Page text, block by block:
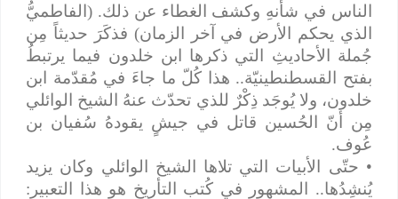
الناس في شأنهِ وكشف الغطاء عن ذلك. (الفاطميُّ
الذي يحكم الأرض في آخر الزمان) فذكَرَ حديثاً مِن
جُملة الأحاديثِ التي ذكرها ابن خلدون فيما يرتبطُ
بفتح القسطنطينيّة.. هذا كُلّ ما جاءَ في مُقدّمة ابن
خلدون، ولا يُوجَد ذِكْرٌ للذي تحدّث عنهُ الشيخ الوائلي
مِن أنّ الحُسين قاتل في جيشٍ يقودهُ سُفيان بن
عُوف.
• حتّى الأبيات التي تلاها الشيخ الوائلي وكان يزيد
يُنشِدُها.. المشهور في كُتب التأريخ هو هذا التعبير: